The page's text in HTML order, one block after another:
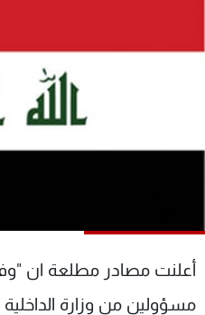
أعلنت مصادر مطلعة ان
مسؤولين من وزارة
الترددات